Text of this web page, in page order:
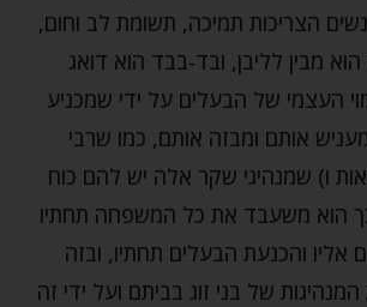
הצריכות תמיכה, תשומת לב וחום,
מבין לליבן, ובד-בבד הוא דואג
העצמי של הבעלים על ידי שמכניע
אותם ומבזה אותם, כמו שרבי
ו) שמנהיגי שקר אלה יש להם כוח
הוא משעבד את כל המשפחה תחתיו
אליו והכנעת הבעלים תחתיו, ובזה
של בני זוג בביתם ועל ידי זה